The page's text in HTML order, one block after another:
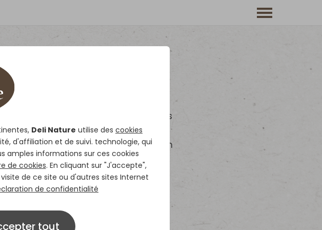
Deli Nature utilise des cookies
d'affiliation et de suivi. technologie, qui
amples informations sur ces cookies
de cookies. En cliquant sur "J'accepte",
de ce site ou d'autres sites Internet
de confidentialité
tout
aviaire et à la variété des
en mieux à garder et élever ces
oiseaux ont besoin d'une
Mais le logement est aussi un